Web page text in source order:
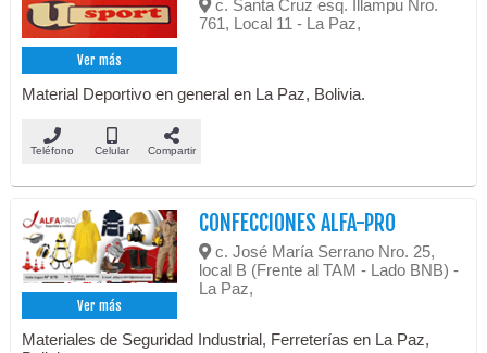
Ver más
c. Santa Cruz esq. Illampu Nro.
761, Local 11 - La Paz,
Material Deportivo en general en La Paz, Bolivia.
Teléfono Celular Compartir
Ver más
CONFECCIONES ALFA-PRO
c. José María Serrano Nro. 25,
local B (Frente al TAM - Lado BNB) -
La Paz,
Materiales de Seguridad Industrial, Ferreterías en La Paz,